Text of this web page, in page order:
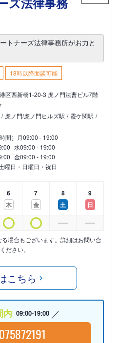
トナーズ法律事務所がお力と
18時以降面談可能
区西新橋1-20-3 虎ノ門法曹ビル7階
虎ノ門/虎ノ門ヒルズ駅
霞ケ関駅
間） 月09:00 - 19:00
水09:00 - 19:00
金09:00 - 19:00
曜日・日曜日・祝日
6
木
7
金
8
土
9
日
場合もございます。詳細はお問い合
ださい。
こちら
内 09:00-19:00